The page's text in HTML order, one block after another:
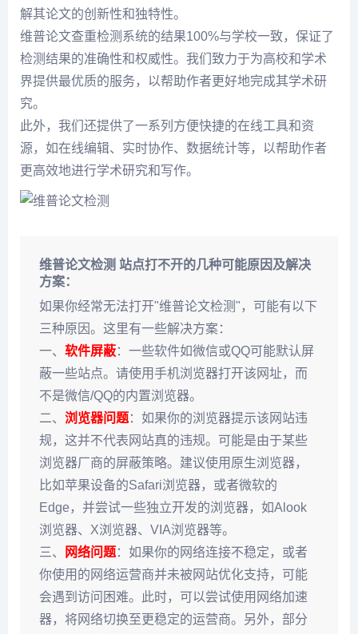
解其论文的创新性和独特性。
维普论文查重检测系统的结果100%与学校一致，保证了
检测结果的准确性和权威性。我们致力于为高校和学术
界提供最优质的服务，以帮助作者更好地完成其学术研
究。
此外，我们还提供了一系列方便快捷的在线工具和资
源，如在线编辑、实时协作、数据统计等，以帮助作者
更高效地进行学术研究和写作。
维普论文检测 站点打不开的几种可能原因及解决
方案：
如果你经常无法打开"维普论文检测"，可能有以下
三种原因。这里有一些解决方案：
一、 软件屏蔽：一些软件如微信或QQ可能默认屏
蔽一些站点。请使用手机浏览器打开该网址，而
不是微信/QQ的内置浏览器。
二、 浏览器问题：如果你的浏览器提示该网站违
规，这并不代表网站真的违规。可能是由于某些
浏览器厂商的屏蔽策略。建议使用原生浏览器，
比如苹果设备的Safari浏览器，或者微软的
Edge，并尝试一些独立开发的浏览器，如Alook
浏览器、X浏览器、VIA浏览器等。
三、
网络问题：如果你的网络连接不稳定，或者
你使用的网络运营商并未被网站优化支持，可能
会遇到访问困难。此时，可以尝试使用网络加速
器，将网络切换至更稳定的运营商。另外，部分